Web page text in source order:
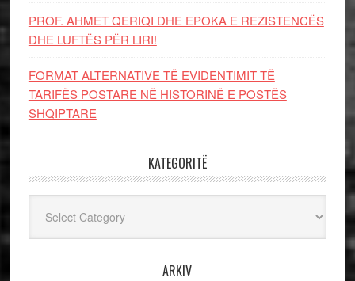
PROF. AHMET QERIQI DHE EPOKA E REZISTENCЁS
DHE LUFTЁS PЁR LIRI!
FORMAT ALTERNATIVE TË EVIDENTIMIT TË
TARIFËS POSTARE NË HISTORINË E POSTËS
SHQIPTARE
KATEGORITË
ARKIV